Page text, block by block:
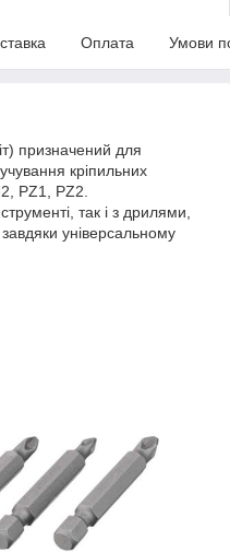
Оплата Умови
призначений для
кріпильних
PZ1, PZ2.
так і з дрилями,
універсальному